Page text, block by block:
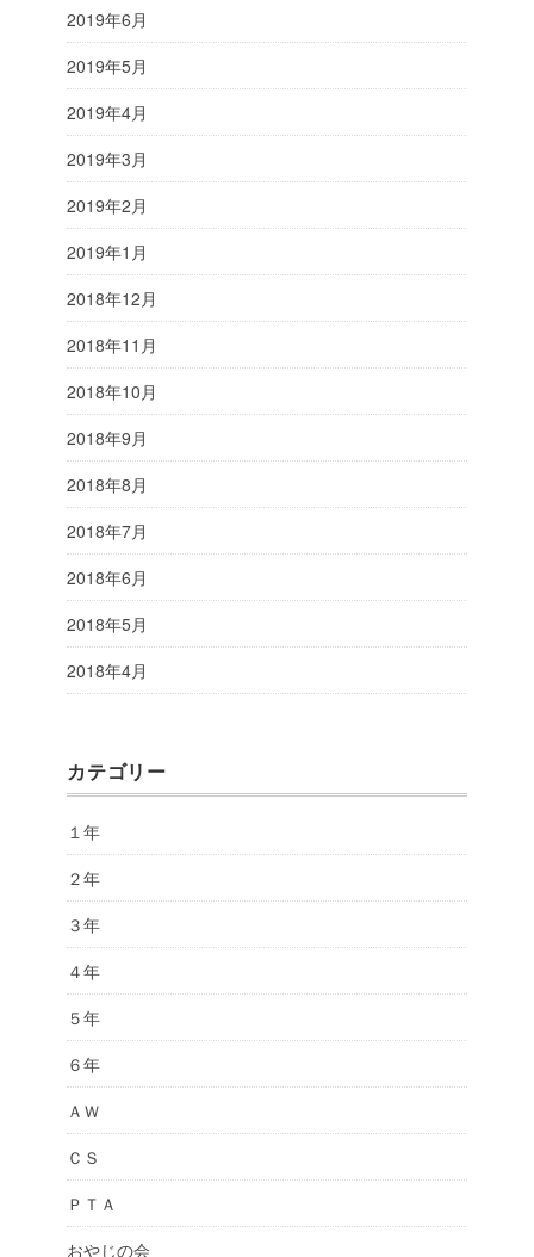
2019年6月
2019年5月
2019年4月
2019年3月
2019年2月
2019年1月
2018年12月
2018年11月
2018年10月
2018年9月
2018年8月
2018年7月
2018年6月
2018年5月
2018年4月
カテゴリー
１年
２年
３年
４年
５年
６年
ＡＷ
ＣＳ
ＰＴＡ
おやじの会